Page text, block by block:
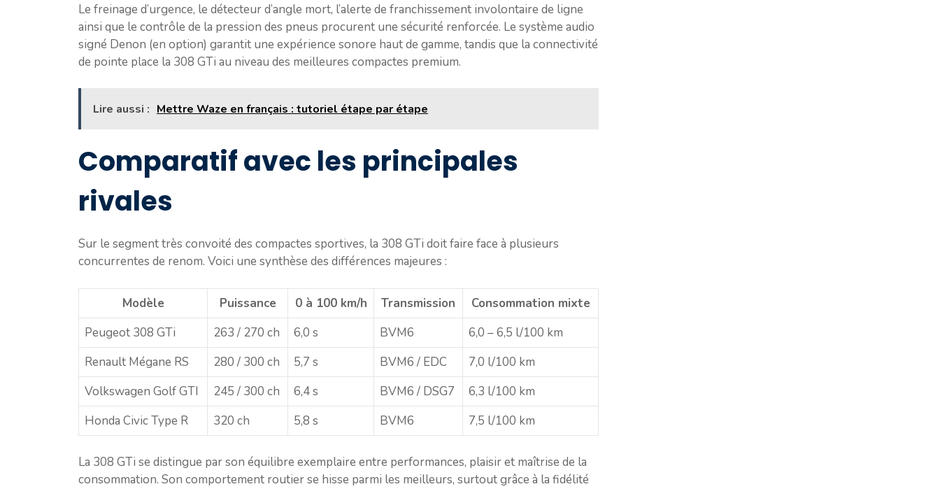
Le freinage d’urgence, le détecteur d’angle mort, l’alerte de franchissement involontaire de ligne
ainsi que le contrôle de la pression des pneus procurent une sécurité renforcée. Le système audio
signé Denon (en option) garantit une expérience sonore haut de gamme, tandis que la connectivité
de pointe place la 308 GTi au niveau des meilleures compactes premium.
Lire aussi : Mettre Waze en français : tutoriel étape par étape
Comparatif avec les principales
rivales
Sur le segment très convoité des compactes sportives, la 308 GTi doit faire face à plusieurs
concurrentes de renom. Voici une synthèse des différences majeures :
Modèle Puissance 0 à 100 km/h Transmission
Consommation mixte
Peugeot 308 GTi
263 / 270 ch 6,0 s BVM6
6,0 – 6,5 l/100 km
Renault Mégane RS
280 / 300 ch 5,7 s BVM6 / EDC
7,0 l/100 km
Volkswagen Golf GTI
245 / 300 ch 6,4 s BVM6 / DSG7
6,3 l/100 km
Honda Civic Type R
320 ch 5,8 s BVM6 7,5 l/100 km
La 308 GTi se distingue par son équilibre exemplaire entre performances, plaisir et maîtrise de la
consommation. Son comportement routier se hisse parmi les meilleurs, surtout grâce à la fidélité